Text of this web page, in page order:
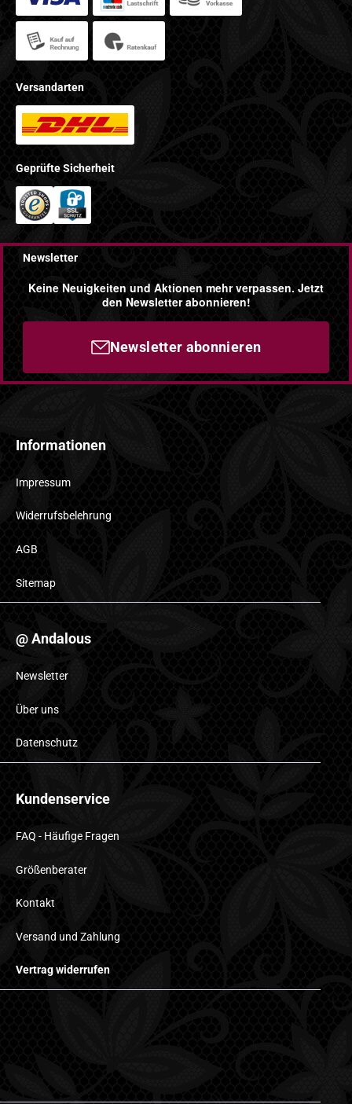
Versandarten
Geprüfte Sicherheit
Newsletter
Keine Neuigkeiten und Aktionen mehr verpassen. Jetzt
den Newsletter abonnieren!
Newsletter abonnieren
Informationen
Impressum
Widerrufsbelehrung
AGB
Sitemap
@ Andalous
Newsletter
Über uns
Datenschutz
Kundenservice
FAQ - Häufige Fragen
Größenberater
Kontakt
Versand und Zahlung
Vertrag widerrufen